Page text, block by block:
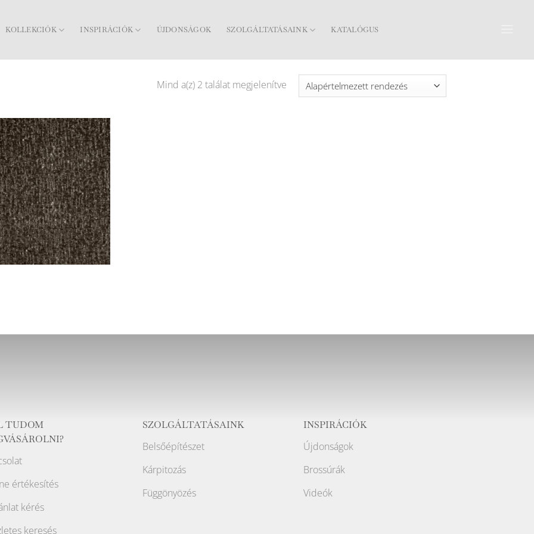
KOLLEKCIÓK INSPIRÁCIÓK ÚJDONSÁGOK SZOLGÁLTATÁSAINK KATALÓGUS
Mind a(z) 2 találat megjelenítve
TUDOM
értékesítés
kérés
keresés
SZOLGÁLTATÁSAINK
Belsőépítészet
Kárpitozás
Függönyözés
INSPIRÁCIÓK
Újdonságok
Brossúrák
Videók